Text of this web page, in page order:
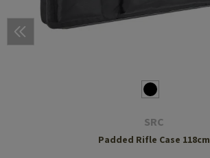
SRC
Padded Rifle Case 118cm